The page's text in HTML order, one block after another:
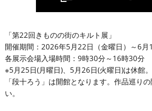
「第22回きものの街のキルト展」
開催期間：2026年5月22日（金曜日）～6
各展示会場入場時間：9時30分～16時30分
※5月25日(月曜日)、5月26日(火曜日)は休館
「段十ろう」は開館となります。作品巡り
い。